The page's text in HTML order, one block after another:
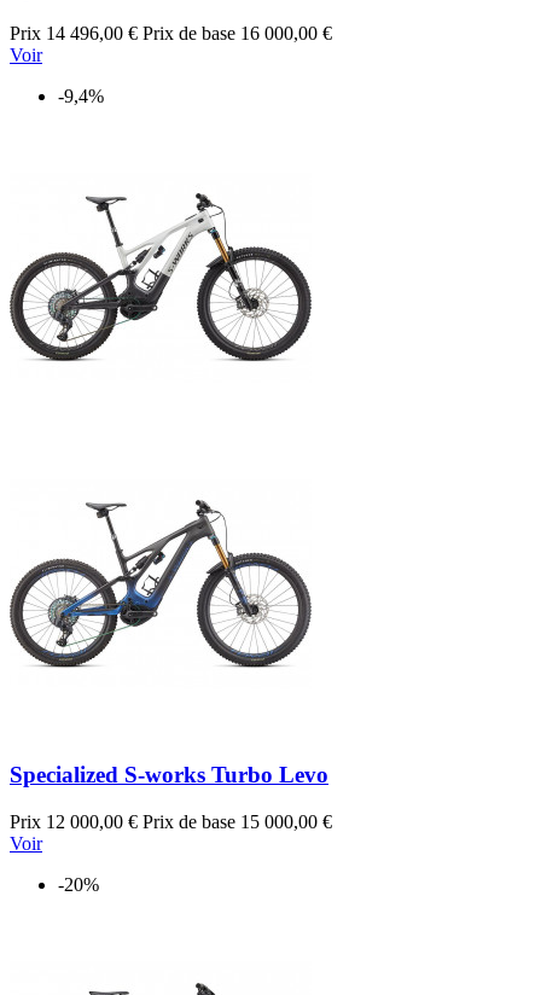
Prix 14 496,00 € Prix de base 16 000,00 €
Voir
-9,4%
Specialized S-works Turbo Levo
Prix 12 000,00 € Prix de base 15 000,00 €
Voir
-20%